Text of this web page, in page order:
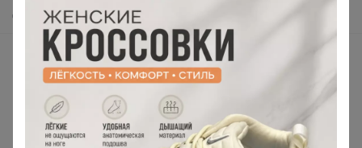
Самое быстрое
Начать зарабатывать с 24-ok
Picabox.ru - Лучшее место для ваших изображений
Розыгрыш - Генератор случайных чисел
Пульс нашего маркетплейса
Школа база Bossa Nova!!!